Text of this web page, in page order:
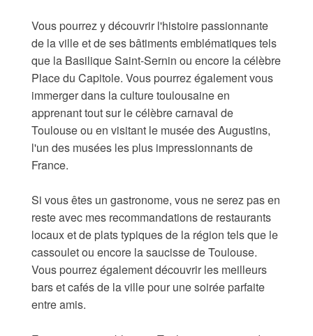
Vous pourrez y découvrir l'histoire passionnante
de la ville et de ses bâtiments emblématiques tels
que la Basilique Saint-Sernin ou encore la célèbre
Place du Capitole. Vous pourrez également vous
immerger dans la culture toulousaine en
apprenant tout sur le célèbre carnaval de
Toulouse ou en visitant le musée des Augustins,
l'un des musées les plus impressionnants de
France.
Si vous êtes un gastronome, vous ne serez pas en
reste avec mes recommandations de restaurants
locaux et de plats typiques de la région tels que le
cassoulet ou encore la saucisse de Toulouse.
Vous pourrez également découvrir les meilleurs
bars et cafés de la ville pour une soirée parfaite
entre amis.